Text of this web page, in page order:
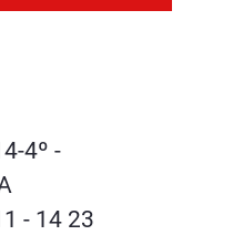
4º -
- 14 23